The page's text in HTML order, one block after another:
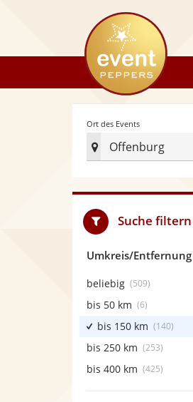
eventpeppers
Ort des Events
Offenburg
Radius
Suche filtern
Umkreis/Entfernung
beliebig (509)
bis 50 km (6)
bis 150 km (140)
bis 250 km (253)
bis 400 km (425)